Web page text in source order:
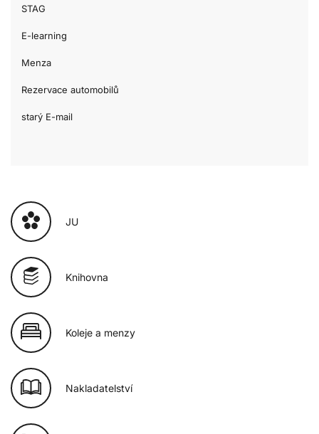
STAG
E-learning
Menza
Rezervace automobilů
starý E-mail
JU
Knihovna
Koleje a menzy
Nakladatelství